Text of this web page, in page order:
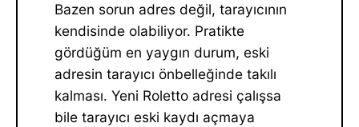
Bazen sorun adres değil, tarayıcının
kendisinde olabiliyor. Pratikte
gördüğüm en yaygın durum, eski
adresin tarayıcı önbelleğinde takılı
kalması. Yeni Roletto adresi çalışsa
bile tarayıcı eski kaydı açmaya